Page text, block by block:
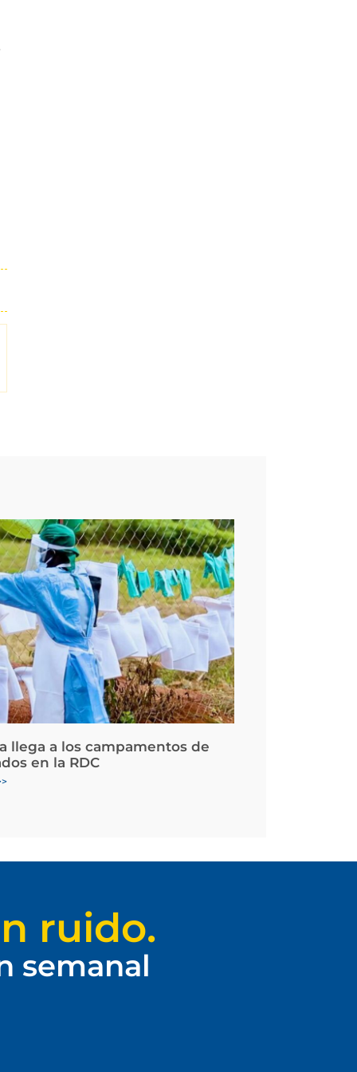
llega a los campamentos de
en la RDC
ruido.
semanal